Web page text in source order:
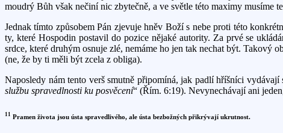
moudrý Bůh však nečiní nic zbytečně, a ve světle této maximy musíme
Jednak tímto způsobem Pán zjevuje hněv Boží s nebe proti této
ty, které Hospodin postavil do pozice nějaké autority. Za prvé se
srdce, které druhým osnuje zlé, nemáme ho jen tak nechat být. Takový
(ne, že by ti měli být zcela z obliga).
Naposledy nám tento verš smutně připomíná, jak padlí hříšníci
službu spravedlnosti ku posvěcení“ (Řím. 6:19). Nevynechávají ani
11 Pramen života jsou ústa spravedlivého, ale ústa bezbožných přikrývají ukrutnost.